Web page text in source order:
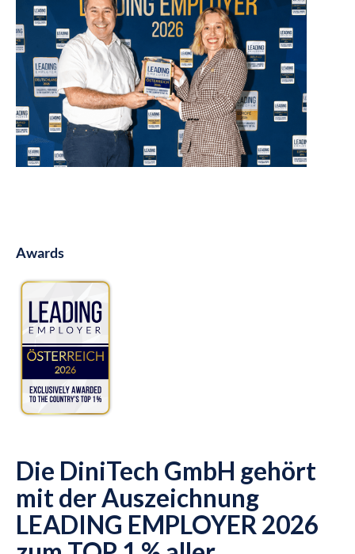
Awards
Die DiniTech GmbH gehört
mit der Auszeichnung
LEADING EMPLOYER 2026